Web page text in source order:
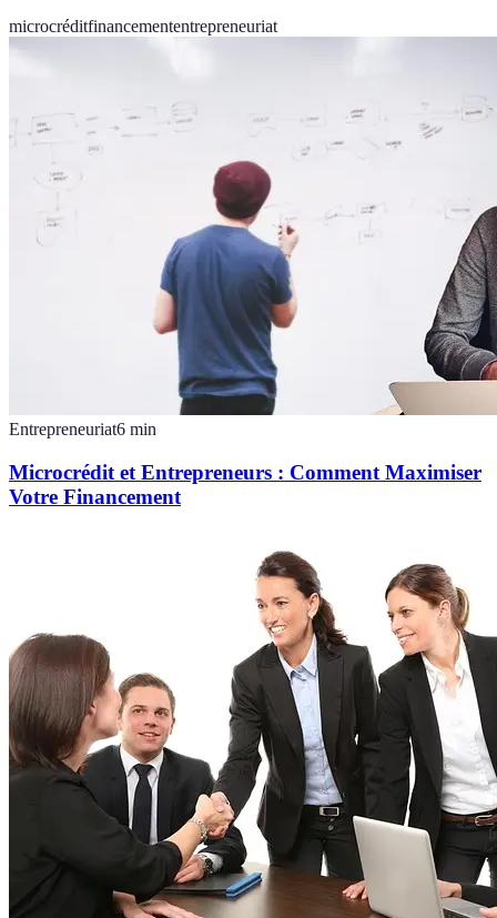
microcréditfinancemententrepreneuriat
Entrepreneuriat6 min
Microcrédit et Entrepreneurs : Comment Maximiser
Votre Financement